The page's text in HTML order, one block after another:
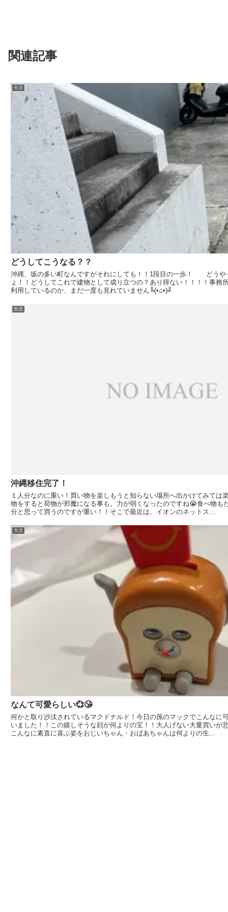
関連記事
生活
どうしてこうなる？？
沖縄、坂の多い町なんですがそれにしても！！1段目の一歩！ どう
ょ！！どうしてこれで建物として成り立つの？あり得ない！！！！事務
利用しているのか、まだ一度も見れていません╚(•⌂•)╝
生活
沖縄移住完了！
１人分なのに重い！買い物を楽しもうと知らない場所へ出かけてみては
物をすると荷物が邪魔になる事も。力が弱くなったのですね😭食べ物も
分と思って買うのですが重い！！そこで最近は、イオンのネットス...
生活
なんて可愛らしい💞😘
何かと取り沙汰されているマクドナルド！今日の孫のマックでこんなに
いました！！この嬉しそうな顔が何よりの宝！！大人げない大量買いが
こんなに素直に喜ぶ姿をおじいちゃん・おばあちゃんは何よりの生...